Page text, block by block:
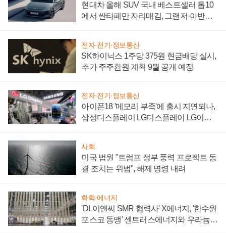
현대차 올해 SUV 국내 베스트셀러 톱10
에서 싼타페만 자리매김, 그랜저·아반떼
전자·전기·정보통신
SK하이닉스 1주당 375원 현금배당 실시,
추가 주주환원 계획 9월 공개 예정
전자·전기·정보통신
아이폰18 '메모리 부족'에 출시 지연되나,
삼성디스플레이 LG디스플레이 LG이노
사회
미국 법원 "트럼프 정부 풍력 프로젝트 동
결 조치는 위법", 해제 명령 내려
화학·에너지
'DL이앤씨 SMR 협력사' X에너지, '한수원
포스코 동맹' 센트러스에너지와 우라늄